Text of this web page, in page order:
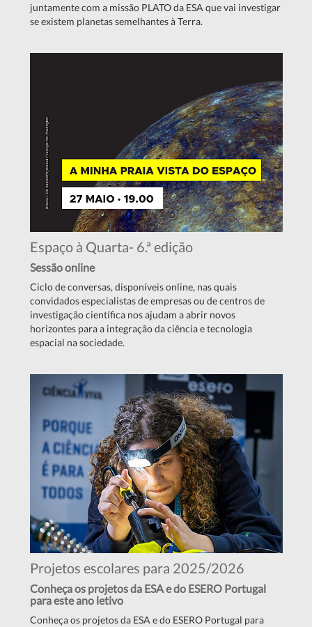
juntamente com a missão PLATO da ESA que vai investigar
se existem planetas semelhantes à Terra.
Espaço à Quarta- 6.ª edição
Sessão online
Ciclo de conversas, disponíveis online, nas quais
convidados especialistas de empresas ou de centros de
investigação científica nos ajudam a abrir novos
horizontes para a integração da ciência e tecnologia
espacial na sociedade.
Projetos escolares para 2025/2026
Conheça os projetos da ESA e do ESERO Portugal
para este ano letivo
Conheça os projetos da ESA e do ESERO Portugal para